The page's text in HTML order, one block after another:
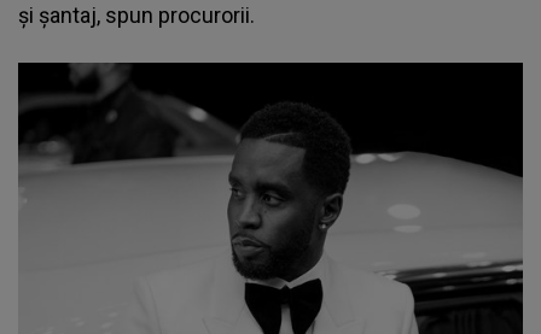
şi şantaj, spun procurorii.